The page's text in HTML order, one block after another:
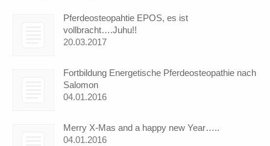
Pferdeosteopahtie EPOS, es ist
vollbracht….Juhu!!
20.03.2017
Fortbildung Energetische Pferdeosteopathie nach
Salomon
04.01.2016
Merry X-Mas and a happy new Year…..
04.01.2016